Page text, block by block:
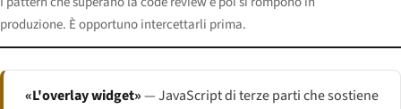
produzione. È opportuno intercettarli prima.
«L'overlay widget»— JavaScript di terze parti che sostiene